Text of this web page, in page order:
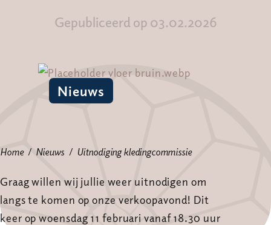
Gepubliceerd op 03.02.2026
Nieuws
Home Nieuws Uitnodiging kledingcommissie
Graag willen wij jullie weer uitnodigen om
langs te komen op onze verkoopavond! Dit
keer op woensdag 11 februari vanaf 18.30 uur